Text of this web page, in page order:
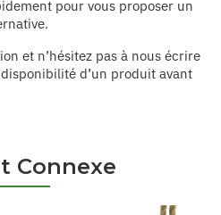
pour vous proposer un
et n’hésitez pas à nous écrire
d’un produit avant
Connexe